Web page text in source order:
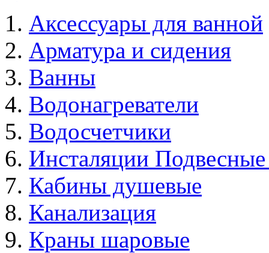
Аксессуары для ванной
Арматура и сидения
Ванны
Водонагреватели
Водосчетчики
Инсталяции
Кабины душевые
Канализация
Краны шаровые